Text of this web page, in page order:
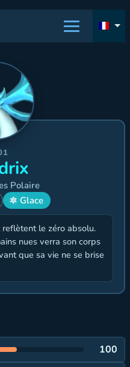
Polaire
Glace
le zéro absolu.
nues verra son corps
que sa vie ne se brise
100